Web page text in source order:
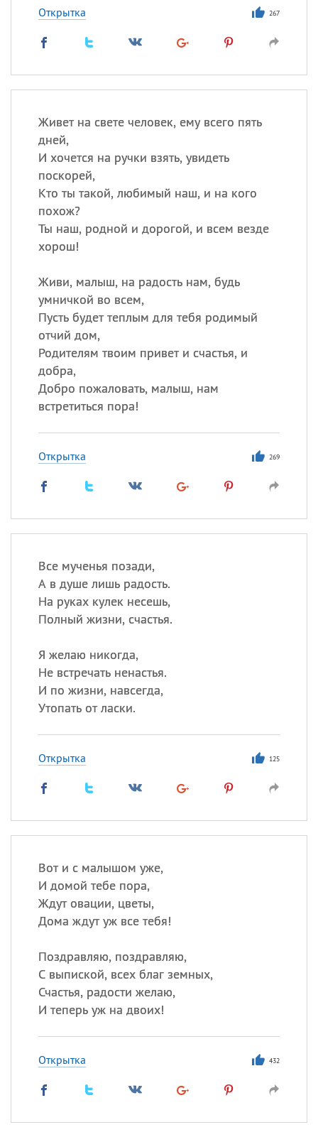
Открытка 267
Живет на свете человек, ему всего пять
дней,
И хочется на ручки взять, увидеть
поскорей,
Кто ты такой, любимый наш, и на кого
похож?
Ты наш, родной и дорогой, и всем везде
хорош!
Живи, малыш, на радость нам, будь
умничкой во всем,
Пусть будет теплым для тебя родимый
отчий дом,
Родителям твоим привет и счастья, и
добра,
Добро пожаловать, малыш, нам
встретиться пора!
Открытка 269
Все мученья позади,
А в душе лишь радость.
На руках кулек несешь,
Полный жизни, счастья.
Я желаю никогда,
Не встречать ненастья.
И по жизни, навсегда,
Утопать от ласки.
Открытка 125
Вот и с малышом уже,
И домой тебе пора,
Ждут овации, цветы,
Дома ждут уж все тебя!
Поздравляю, поздравляю,
С выпиской, всех благ земных,
Счастья, радости желаю,
И теперь уж на двоих!
Открытка 432